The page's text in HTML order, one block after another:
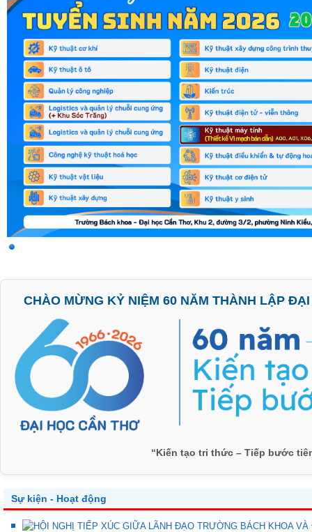
CHÀO MỪNG KỶ NIỆM 60 NĂM THÀNH LẬP
“Kiến tạo tri thức – Tiếp bước
Sự kiện - Hoạt động